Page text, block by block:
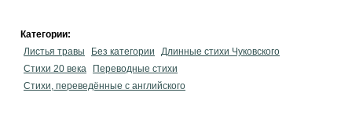
Категории:
Листья травы
Без категории
Длинные стихи Чуковского
Стихи 20 века
Переводные стихи
Стихи, переведённые с английского